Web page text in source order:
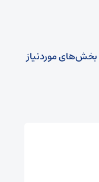
بخش‌های موردنیاز